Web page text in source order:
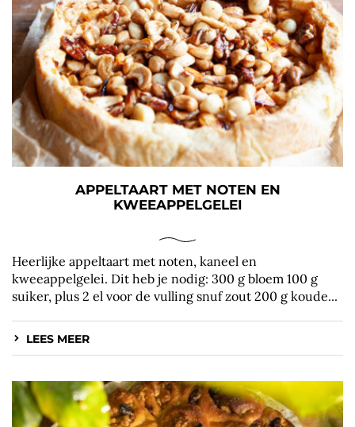
APPELTAART MET NOTEN EN
KWEEAPPELGELEI
Heerlijke appeltaart met noten, kaneel en
kweeappelgelei. Dit heb je nodig: 300 g bloem 100 g
suiker, plus 2 el voor de vulling snuf zout 200 g koude...
LEES MEER